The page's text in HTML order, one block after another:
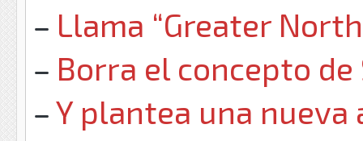
Llama “Greater
Borra el concepto de
Y plantea una